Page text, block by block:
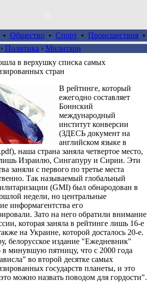
• Общество • Спорт • Происшествия •
› Политика › Милитари
в верхушку списка самых
стран
В рейтинге, который
ежегодно составляет
Боннский
международный
институт конверсии
(ЗДЕСЬ документ на
английском языке в
наша страна заняла четвертое место,
Израилю, Сингапуру и Сирии. Эти
заняли с первого по третье места
Так называемый глобальный
(GMI) был обнародован в
недели, но центральные
информагентства его
Зато на него обратили внимание
которая заняла в рейтинге лишь 16-е
на Украине, которой досталось 20-е.
белорусское издание "Ежедневник"
в минувшую пятницу, что с 2000 года
во второй десятке самых
государств планеты, и это
можно назвать поводом для гордости".